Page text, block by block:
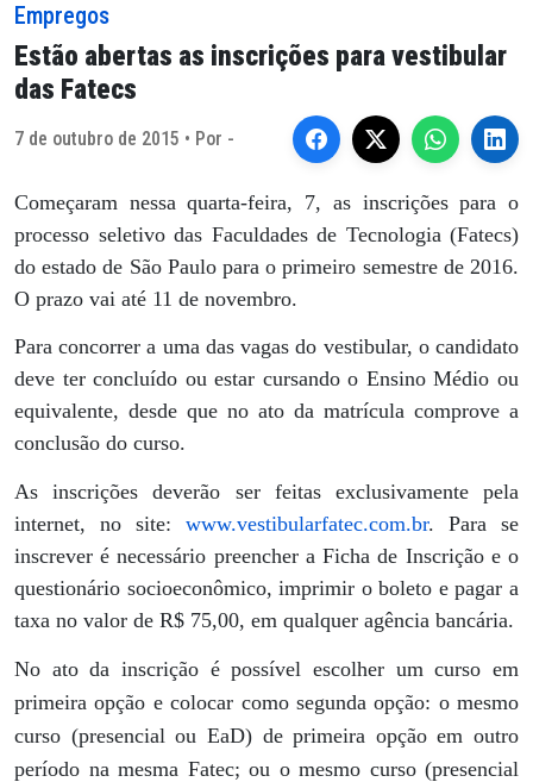
Empregos
Estão abertas as inscrições para vestibular
das Fatecs
7 de outubro de 2015 • Por -
Começaram nessa quarta-feira, 7, as inscrições para o
processo seletivo das Faculdades de Tecnologia (Fatecs)
do estado de São Paulo para o primeiro semestre de 2016.
O prazo vai até 11 de novembro.
Para concorrer a uma das vagas do vestibular, o candidato
deve ter concluído ou estar cursando o Ensino Médio ou
equivalente, desde que no ato da matrícula comprove a
conclusão do curso.
As inscrições deverão ser feitas exclusivamente pela
internet, no site: www.vestibularfatec.com.br. Para se
inscrever é necessário preencher a Ficha de Inscrição e o
questionário socioeconômico, imprimir o boleto e pagar a
taxa no valor de R$ 75,00, em qualquer agência bancária.
No ato da inscrição é possível escolher um curso em
primeira opção e colocar como segunda opção: o mesmo
curso (presencial ou EaD) de primeira opção em outro
período na mesma Fatec; ou o mesmo curso (presencial